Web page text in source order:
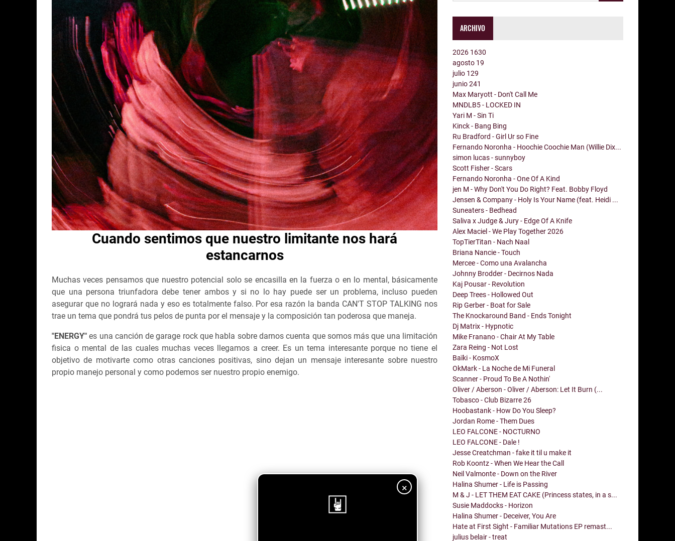
×
Cuando sentimos que nuestro limitante nos hará
estancarnos
Muchas veces pensamos que nuestro potencial solo se encasilla en la fuerza o en lo mental, básicamente
que una persona triunfadora debe tener ambos y si no lo hay puede ser un problema, incluso pueden
asegurar que no logrará nada y eso es totalmente falso. Por esa razón la banda CAN'T STOP TALKING nos
trae un tema que pondrá tus pelos de punta por el mensaje y la composición tan poderosa que maneja.
"ENERGY"es una canción de garage rock que habla sobre darnos cuenta que somos más que una limitación
fisica o mental de las cuales muchas veces llegamos a creer. Es un tema interesante porque no tiene el
objetivo de motivarte como otras canciones positivas, sino dejan un mensaje interesante sobre nuestro
propio manejo personal y como podemos ser nuestro propio enemigo.
ARCHIVO
2026 1630
agosto 19
julio 129
junio241
Max Maryott - Don't Call Me
MNDLB5 - LOCKED IN
Yari M - Sin Ti
Kinck - Bang Bing
Ru Bradford - Girl Ur so Fine
Fernando Noronha - Hoochie Coochie Man (Willie Dix...
simon lucas - sunnyboy
Scott Fisher - Scars
Fernando Noronha - One Of A Kind
jen M - Why Don't You Do Right? Feat. Bobby Floyd
Jensen & Company - Holy Is Your Name (feat. Heidi ...
Suneaters - Bedhead
Saliva x Judge & Jury - Edge Of A Knife
Alex Maciel - We Play Together 2026
TopTierTitan - Nach Naal
Briana Nancie - Touch
Mercee - Como una Avalancha
Johnny Brodder - Decirnos Nada
Kaj Pousar - Revolution
Deep Trees - Hollowed Out
Rip Gerber - Boat for Sale
The Knockaround Band - Ends Tonight
Dj Matrix - Hypnotic
Mike Franano - Chair At My Table
Zara Reing - Not Lost
Baïki - KosmoX
OkMark - La Noche de Mi Funeral
Scanner - Proud To Be A Nothin'
Oliver / Aberson - Oliver / Aberson: Let It Burn (...
Tobasco - Club Bizarre 26
Hoobastank - How Do You Sleep?
Jordan Rome - Them Dues
LEO FALCONE - NOCTURNO
LEO FALCONE - Dale !
Jesse Creatchman - fake it til u make it
Rob Koontz - When We Hear the Call
Neil Valmonte - Down on the River
Halina Shumer - Life is Passing
M & J - LET THEM EAT CAKE (Princess states, in a s...
Susie Maddocks - Horizon
Halina Shumer - Deceiver, You Are
Hate at First Sight - Familiar Mutations EP remast...
julius belair - treat